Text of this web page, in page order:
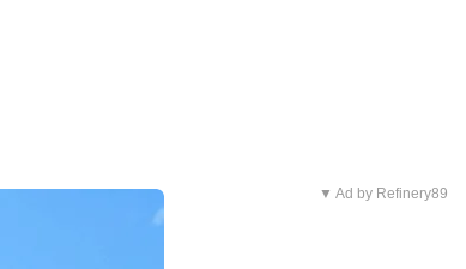
▼ Ad by Refinery89